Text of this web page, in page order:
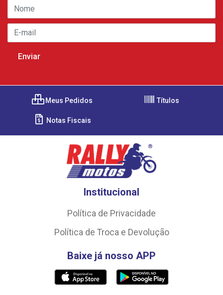
Meus Pedidos Títulos
Notas Fiscais
Institucional
Política de Privacidade
Política de Troca e Devolução
Baixe já nosso APP